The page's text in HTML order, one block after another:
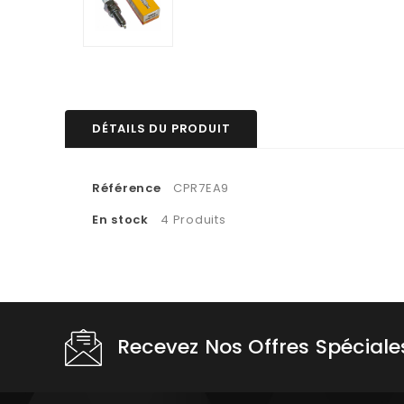
DÉTAILS DU PRODUIT
Référence
CPR7EA9
En stock
4 Produits
Recevez Nos Offres